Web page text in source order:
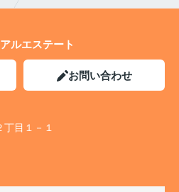
ルエステート
お問い合わせ
目１－１